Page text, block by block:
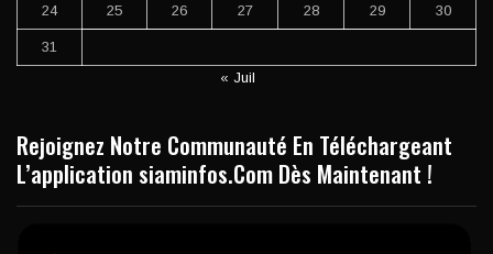
24 25 26 27 28 29 30
31
« Juil
Rejoignez Notre Communauté En Téléchargeant
L’application siaminfos.Com Dès Maintenant !